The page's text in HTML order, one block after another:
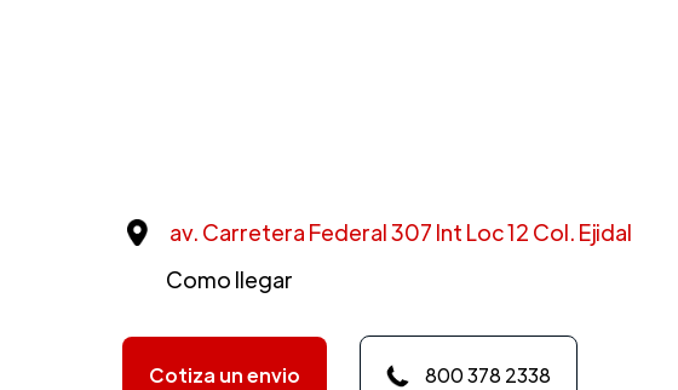
av. Carretera Federal 307 Int Loc 12 Col. Ejidal
Como llegar
Cotiza un envio 800 378 2338